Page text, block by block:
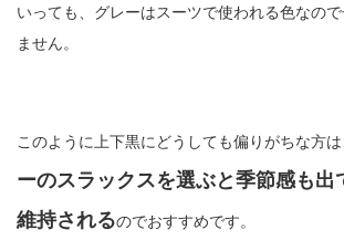
いっても、グレーはスーツで使われる色なの
ません。
このように上下黒にどうしても偏りがちな方は
ーのスラックスを選ぶと季節感も出
維持されるのでおすすめです。